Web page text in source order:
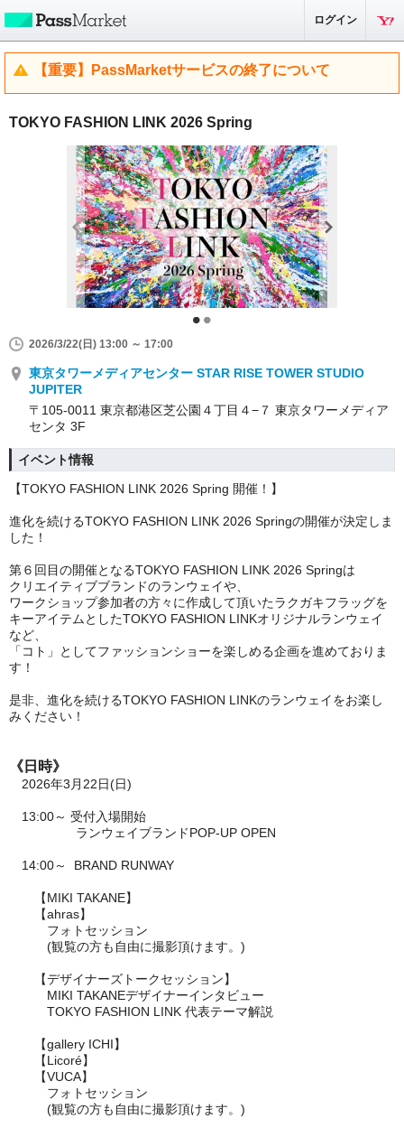
ログイン
【重要】PassMarketサービスの終了について
TOKYO FASHION LINK 2026 Spring
2026/3/22(日) 13:00 ～ 17:00
東京タワーメディアセンター STAR RISE TOWER STUDIO
JUPITER
〒105-0011 東京都港区芝公園４丁目４−７ 東京タワーメディア
センタ 3F
イベント情報
【TOKYO FASHION LINK 2026 Spring 開催！】
進化を続けるTOKYO FASHION LINK 2026 Springの開催が決定しま
した！
第６回目の開催となるTOKYO FASHION LINK 2026 Springは
クリエイティブブランドのランウェイや、
ワークショップ参加者の方々に作成して頂いたラクガキフラッグを
キーアイテムとしたTOKYO FASHION LINKオリジナルランウェイ
など、
「コト」としてファッションショーを楽しめる企画を進めておりま
す！
是非、進化を続けるTOKYO FASHION LINKのランウェイをお楽し
みください！
《日時》
2026年3月22日(日)
13:00～ 受付入場開始
ランウェイブランドPOP-UP OPEN
14:00～ BRAND RUNWAY
【MIKI TAKANE】
【ahras】
フォトセッション
(観覧の方も自由に撮影頂けます。)
【デザイナーズトークセッション】
MIKI TAKANEデザイナーインタビュー
TOKYO FASHION LINK 代表テーマ解説
【gallery ICHI】
【Licoré】
【VUCA】
フォトセッション
(観覧の方も自由に撮影頂けます。)